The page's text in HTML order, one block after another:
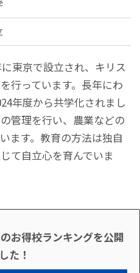
東京で設立され、キリス
行っています。長年にわ
年度から共学化されまし
管理を行い、農業などの
ます。教育の方法は独自
て自立心を育んでいま
お得校ランキングを公開
た！